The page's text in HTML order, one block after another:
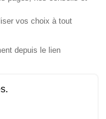
vos choix à tout
depuis le lien
droits reservés.